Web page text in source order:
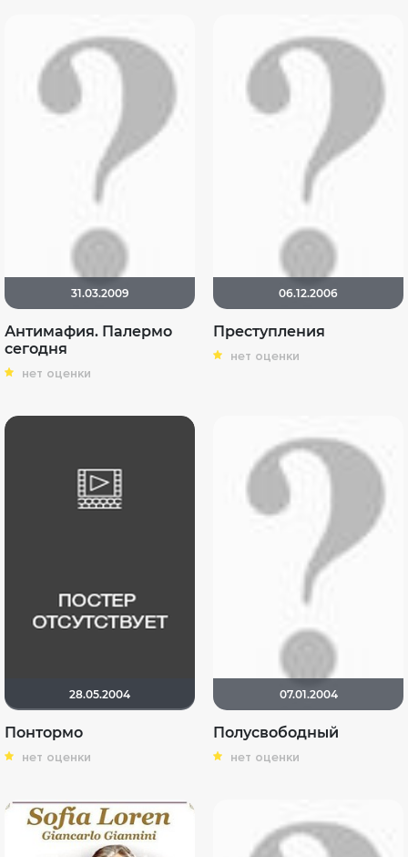
31.03.2009
Антимафия. Палермо
сегодня
нет оценки
06.12.2006
Преступления
нет оценки
28.05.2004
Понтормо
нет оценки
07.01.2004
Полусвободный
нет оценки